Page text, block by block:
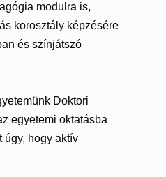
modulra is,
korosztály képzésére
és színjátszó
Doktori
egyetemi oktatásba
úgy, hogy aktív